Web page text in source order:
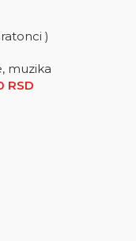
RSD
)
muzika
RSD